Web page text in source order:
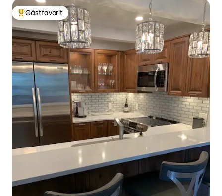
Populär gästfavorit
Gästfavorit